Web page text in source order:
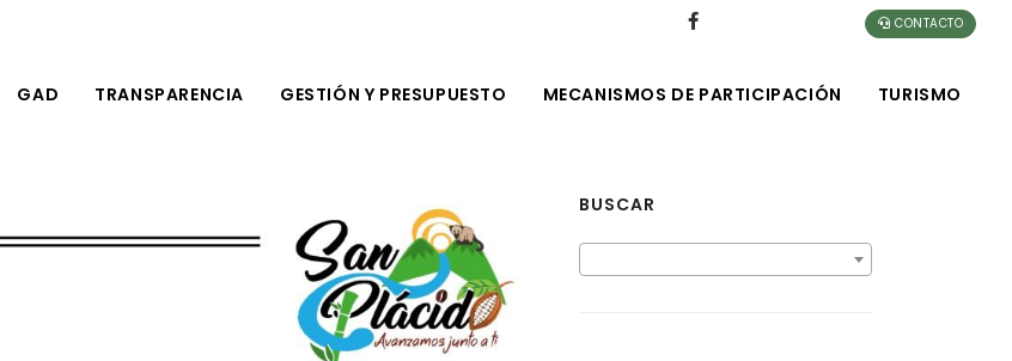
CONTACTO
GAD TRANSPARENCIA GESTIÓN Y PRESUPUESTO MECANISMOS DE PARTICIPACIÓN TURISMO
BUSCAR